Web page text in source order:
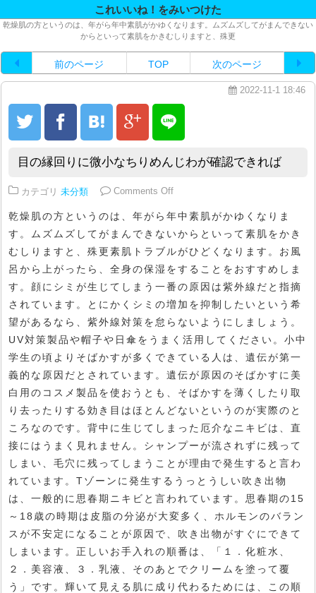
これいいね！をみいつけた
乾燥肌の方というのは、年がら年中素肌がかゆくなります。ムズムズしてがまんできない
からといって素肌をかきむしりますと、殊更
前のページ TOP 次のページ
2022-11-1 18:46
目の縁回りに微小なちりめんじわが確認できれば
カテゴリ 未分類 Comments Offon 目の縁回りに微小なちりめん
乾燥肌の方というのは、年がら年中素肌がかゆくなりま
す。ムズムズしてがまんできないからといって素肌をかき
むしりますと、殊更素肌トラブルがひどくなります。お風
呂から上がったら、全身の保湿をすることをおすすめしま
す。顔にシミが生じてしまう一番の原因は紫外線だと指摘
されています。とにかくシミの増加を抑制したいという希
望があるなら、紫外線対策を怠らないようにしましょう。
UV対策製品や帽子や日傘をうまく活用してください。小中
学生の頃よりそばかすが多くできている人は、遺伝が第一
義的な原因だとされています。遺伝が原因のそばかすに美
白用のコスメ製品を使おうとも、そばかすを薄くしたり取
り去ったりする効き目はほとんどないというのが実際のと
ころなのです。背中に生じてしまった厄介なニキビは、直
接にはうまく見れません。シャンプーが流されずに残って
しまい、毛穴に残ってしまうことが理由で発生すると言わ
れています。Tゾーンに発生するうっとうしい吹き出物
は、一般的に思春期ニキビと言われています。思春期の15
～18歳の時期は皮脂の分泌が大変多く、ホルモンのバラン
スが不安定になることが原因で、吹き出物がすぐにできて
しまいます。正しいお手入れの順番は、「１．化粧水、
２．美容液、３．乳液、そのあとでクリームを塗って覆
う」です。輝いて見える肌に成り代わるためには、この順